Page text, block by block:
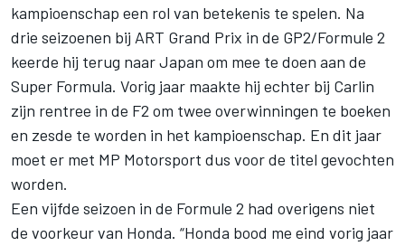
kampioenschap een rol van betekenis te spelen. Na
drie seizoenen bij ART Grand Prix in de GP2/Formule 2
keerde hij terug naar Japan om mee te doen aan de
Super Formula. Vorig jaar maakte hij echter bij Carlin
zijn rentree in de F2 om twee overwinningen te boeken
en zesde te worden in het kampioenschap. En dit jaar
moet er met MP Motorsport dus voor de titel gevochten
worden.
Een vijfde seizoen in de Formule 2 had overigens niet
de voorkeur van Honda. “Honda bood me eind vorig jaar